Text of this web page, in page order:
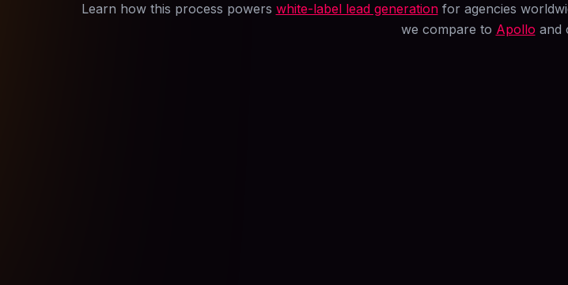
Learn how this process powers white-label lead generation for agencies
we compare to Apollo and